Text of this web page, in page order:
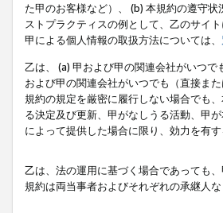
た甲のお客様など）、 (b) 本規約の遵守
ストプラクティスの例として、乙のサイ
甲による個人情報の取扱方法については、
乙は、 (a) 甲および甲の関連会社がいつ
および甲の関連会社がいつでも（直接ま
規約の規定を厳密に履行しない場合でも
る決定及び更新、甲がなしうる活動、甲
によって提供した場合に限り、効力を有
乙は、法の運用に基づく場合であっても
規約は両当事者およびそれぞれの承継人